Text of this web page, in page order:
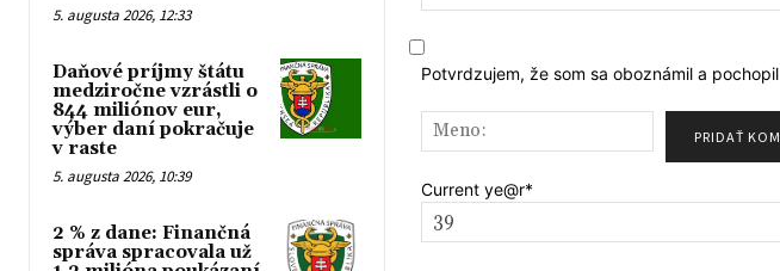
5. augusta 2026, 12:33
Daňové príjmy štátu
medziročne vzrástli o
844 miliónov eur,
výber daní pokračuje
v raste
5. augusta 2026, 10:39
2 % z dane: Finančná
správa spracovala už
Potvrdzujem, že som sa oboznámil a pochopil
Current ye@r*